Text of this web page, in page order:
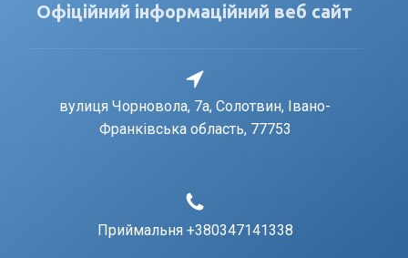
Офіційний інформаційний веб сайт
вулиця Чорновола, 7a, Солотвин, Івано-
Франківська область, 77753
Приймальня +380347141338